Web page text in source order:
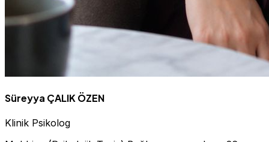
Süreyya ÇALIK ÖZEN
Klinik Psikolog